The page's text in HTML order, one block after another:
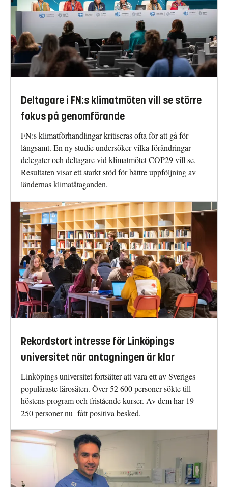
Deltagare i FN:s klimatmöten vill se större
fokus på genomförande
FN:s klimatförhandlingar kritiseras ofta för att gå för
långsamt. En ny studie undersöker vilka förändringar
delegater och deltagare vid klimatmötet COP29 vill se.
Resultaten visar ett starkt stöd för bättre uppföljning av
ländernas klimatåtaganden.
Rekordstort intresse för Linköpings
universitet när antagningen är klar
Linköpings universitet fortsätter att vara ett av Sveriges
populäraste lärosäten. Över 52 600 personer sökte till
höstens program och fristående kurser. Av dem har 19
250 personer nu fått positiva besked.